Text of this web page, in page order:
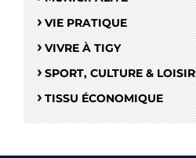
VIE PRATIQUE
VIVRE À TIGY
SPORT, CULTURE &
TISSU ÉCONOMIQUE